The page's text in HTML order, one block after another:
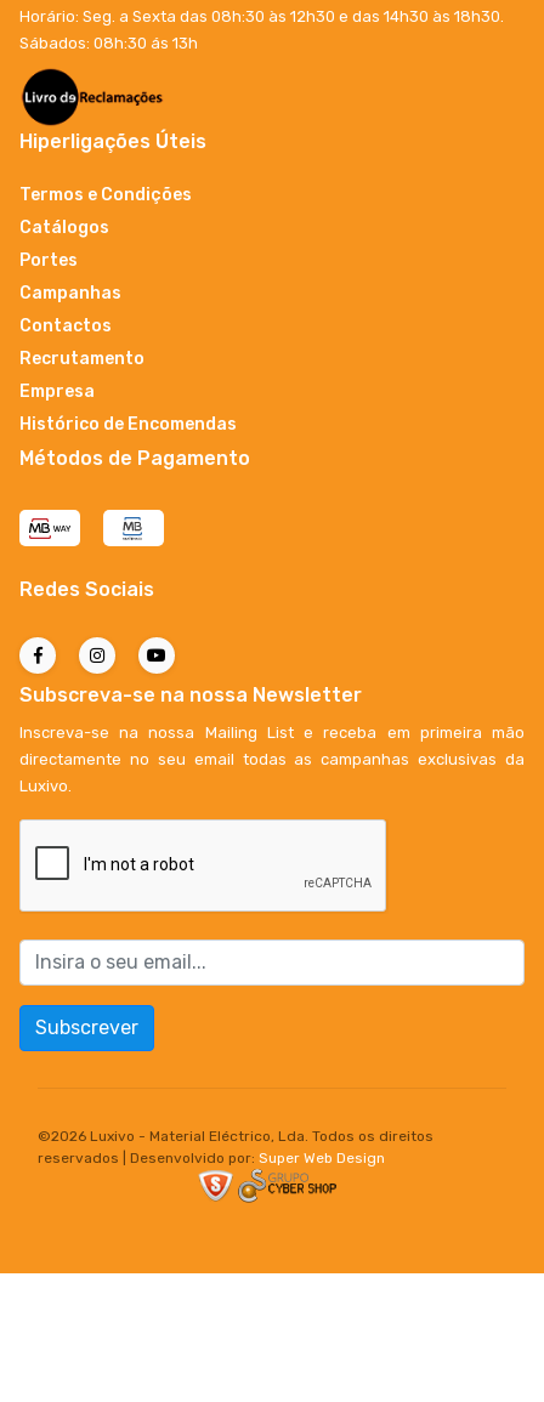
Horário: Seg. a Sexta das 08h:30 às 12h30 e das 14h30 às 18h30.
Sábados: 08h:30 ás 13h
Hiperligações Úteis
Termos e Condições
Catálogos
Portes
Campanhas
Contactos
Recrutamento
Empresa
Histórico de Encomendas
Métodos de Pagamento
Redes Sociais
Subscreva-se na nossa Newsletter
Inscreva-se na nossa Mailing List e receba em primeira mão
directamente no seu email todas as campanhas exclusivas da
Luxivo.
Subscrever
©2026 Luxivo - Material Eléctrico, Lda. Todos os direitos
reservados | Desenvolvido por: Super Web Design